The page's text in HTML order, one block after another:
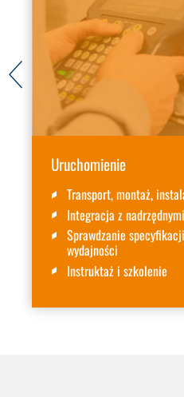
Uruchomienie
Transport, montaż,
Integracja z
Sprawdzanie
wydajności
Instruktaż i szkolenie